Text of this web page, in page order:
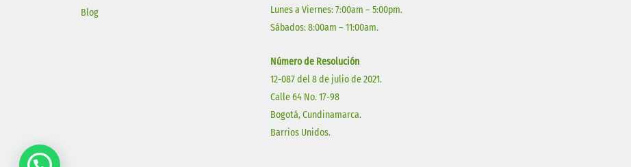
Blog
Lunes a Viernes: 7:00am – 5:00pm.
Sábados: 8:00am – 11:00am.
Número de Resolución
12-087 del 8 de julio de 2021.
Calle 64 No. 17-98
Bogotá, Cundinamarca.
Barrios Unidos.